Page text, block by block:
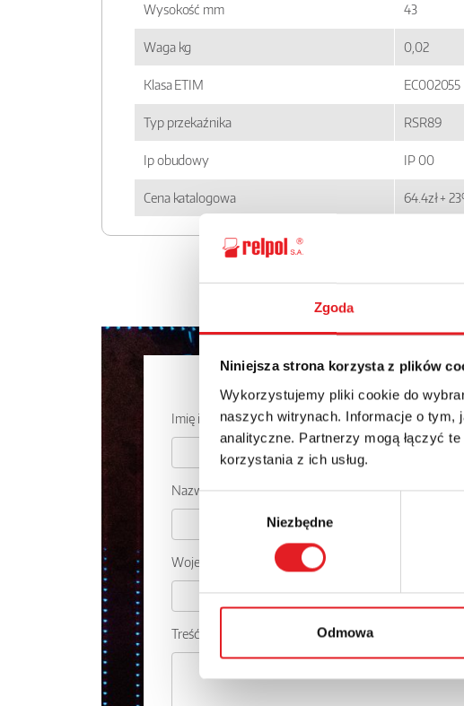
Zgoda
Niniejsza strona korzysta z plików
Wykorzystujemy pliki cookie do
naszych witrynach. Informacje o tym,
analityczne. Partnerzy mogą łączyć
korzystania z ich usług.
Niezbędne
Odmowa
Wysokość mm 43
Waga kg 0,02
Klasa ETIM EC002055
Typ przekaźnika RSR89
Ip obudowy IP 00
Cena katalogowa 64.4zł +
Zapytaj o
Imię i nazwisko: *
Nazwa firmy:
Województwo:
Treść: *